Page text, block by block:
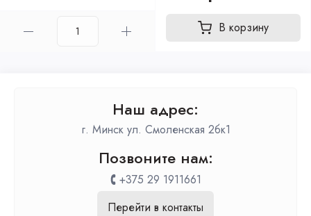
В корзину
Наш адрес:
г. Минск ул. Смоленская 2бк1
Позвоните нам:
+375 29 1911661
Перейти в контакты